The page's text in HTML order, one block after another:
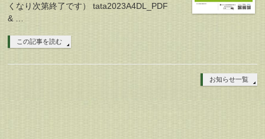
くなり次第終了です） tata2023A4DL_PDF
& …
この記事を読む
お知らせ一覧